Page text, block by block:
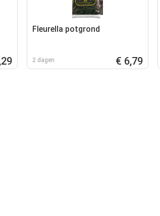
Fleurella potgrond
2 dagen € 6,79